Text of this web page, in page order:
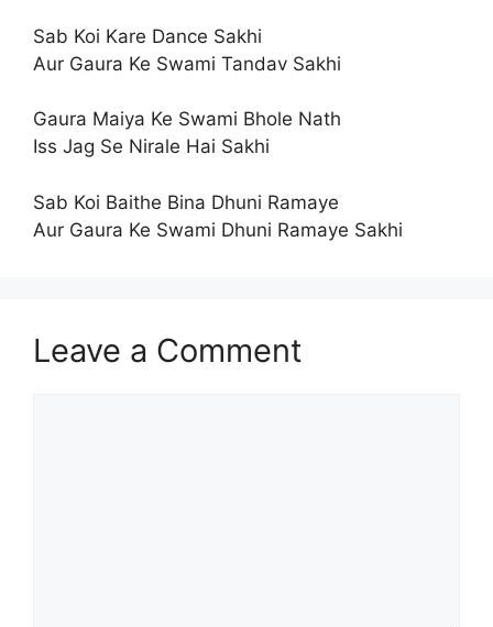
Sab Koi Kare Dance Sakhi
Aur Gaura Ke Swami Tandav Sakhi
Gaura Maiya Ke Swami Bhole Nath
Iss Jag Se Nirale Hai Sakhi
Sab Koi Baithe Bina Dhuni Ramaye
Aur Gaura Ke Swami Dhuni Ramaye Sakhi
Leave a Comment